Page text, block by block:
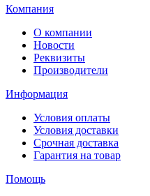
Компания
О компании
Новости
Реквизиты
Производители
Информация
Условия оплаты
Условия доставки
Срочная доставка
Гарантия на товар
Помощь